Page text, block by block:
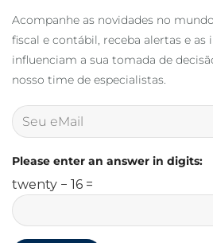
Acompanhe as novidades no
fiscal e contábil, receba alertas e as
influenciam a sua tomada de
nosso time de especialistas.
Please enter an answer in digits:
twenty − 16 =